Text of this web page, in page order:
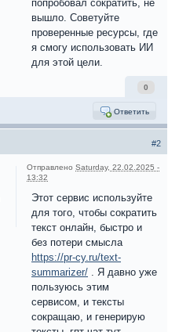
попробовал сократить, не
вышло. Советуйте
проверенные ресурсы, где
я смогу использовать ИИ
для этой цели.
0
Ответить
#2
Отправлено Saturday, 22.02.2025 -
13:32
Этот сервис используйте
для того, чтобы сократить
текст онлайн, быстро и
без потери смысла
https://pr-cy.ru/text-
summarizer/ . Я давно уже
пользуюсь этим
сервисом, и тексты
сокращаю, и генерирую